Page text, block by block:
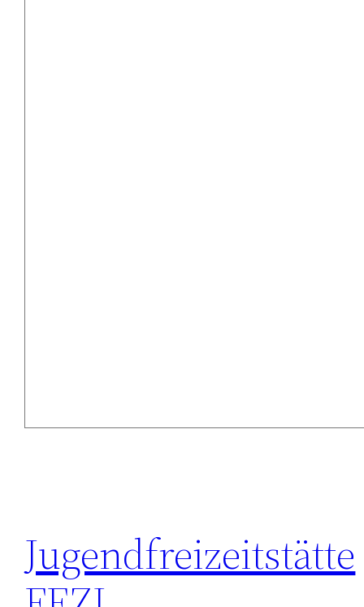
Jugendfreizeitstätte